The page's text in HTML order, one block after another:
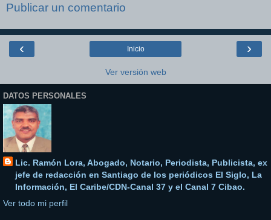
Publicar un comentario
‹ ›
Inicio
Ver versión web
DATOS PERSONALES
Lic. Ramón Lora, Abogado, Notario, Periodista, Publicista, ex
jefe de redacción en Santiago de los periódicos El Siglo, La
Información, El Caribe/CDN-Canal 37 y el Canal 7 Cibao.
Ver todo mi perfil